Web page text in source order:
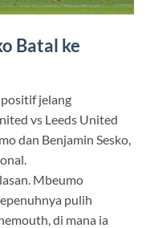
Batal ke
jelang
vs Leeds United
dan Benjamin Sesko,
Mbeumo
pulih
di mana ia